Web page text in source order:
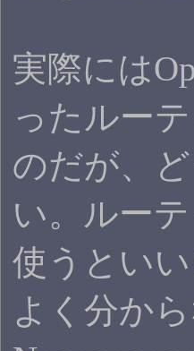
実際には
ったルー
のだが、
い。ルー
使うとい
よく分か